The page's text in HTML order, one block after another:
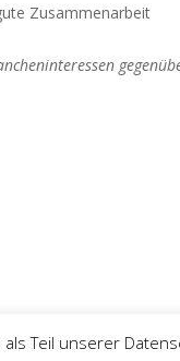
Zusammenarbeit
Teil unserer